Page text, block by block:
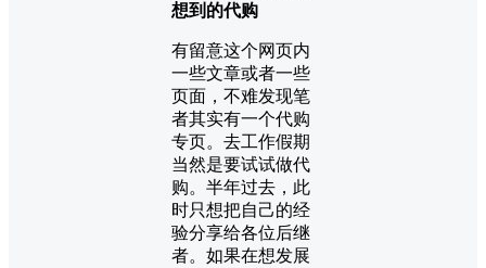
想到的代购
有留意这个网页内
一些文章或者一些
页面，不难发现笔
者其实有一个代购
专页。去工作假期
当然是要试试做代
购。半年过去，此
时只想把自己的经
验分享给各位后继
者。如果在想发展